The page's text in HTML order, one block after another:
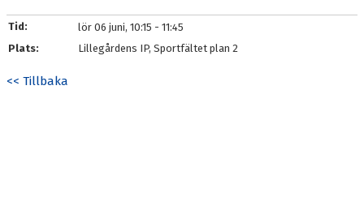
DOKUMENT
KONTAKT
Tid:
lör 06 juni, 10:15 - 11:45
Plats:
Lillegårdens IP, Sportfältet plan 2
<< Tillbaka